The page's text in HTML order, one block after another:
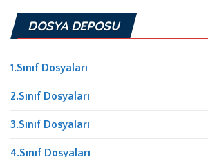
DOSYA DEPOSU
1.Sınıf Dosyaları
2.Sınıf Dosyaları
3.Sınıf Dosyaları
4.Sınıf Dosyaları